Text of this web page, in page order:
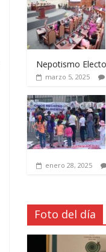
Nepotismo
marzo 5, 2025
enero 28, 2025
Foto del día